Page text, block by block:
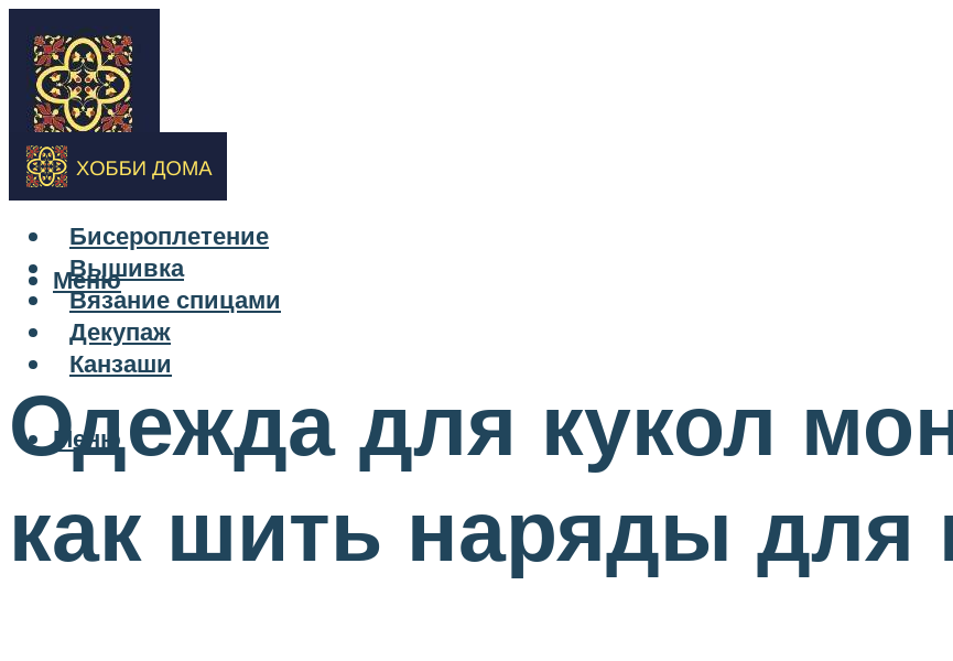
Бисероплетение
Вышивка
Вязание спицами
Декупаж
Канзаши
Меню
Меню
Одежда для кукол
как шить наряды для